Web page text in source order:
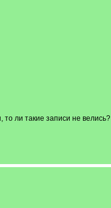
ли такие записи не велись?